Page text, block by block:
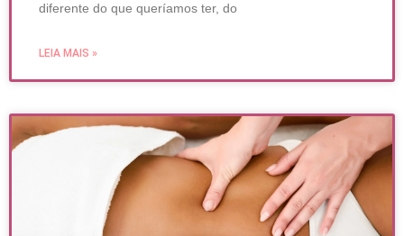
diferente do que queríamos ter, do
LEIA MAIS »